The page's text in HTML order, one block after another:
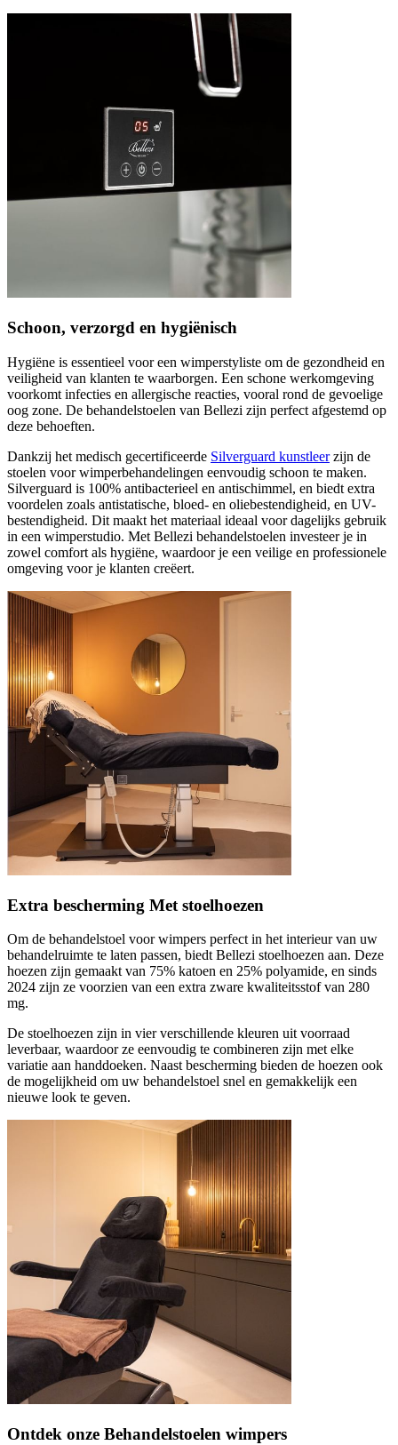
Schoon, verzorgd en hygiënisch
Hygiëne is essentieel voor een wimperstyliste om de gezondheid en
veiligheid van klanten te waarborgen. Een schone werkomgeving
voorkomt infecties en allergische reacties, vooral rond de gevoelige
oog zone. De behandelstoelen van Bellezi zijn perfect afgestemd op
deze behoeften.
Dankzij het medisch gecertificeerde Silverguard kunstleerzijn de
stoelen voor wimperbehandelingen eenvoudig schoon te maken.
Silverguard is 100% antibacterieel en antischimmel, en biedt extra
voordelen zoals antistatische, bloed- en oliebestendigheid, en UV-
bestendigheid. Dit maakt het materiaal ideaal voor dagelijks gebruik
in een wimperstudio. Met Bellezi behandelstoelen investeer je in
zowel comfort als hygiëne, waardoor je een veilige en professionele
omgeving voor je klanten creëert.
Extra bescherming Met stoelhoezen
Om de behandelstoel voor wimpers perfect in het interieur van uw
behandelruimte te laten passen, biedt Bellezi stoelhoezen aan. Deze
hoezen zijn gemaakt van 75% katoen en 25% polyamide, en sinds
2024 zijn ze voorzien van een extra zware kwaliteitsstof van 280
mg.
De stoelhoezen zijn in vier verschillende kleuren uit voorraad
leverbaar, waardoor ze eenvoudig te combineren zijn met elke
variatie aan handdoeken. Naast bescherming bieden de hoezen ook
de mogelijkheid om uw behandelstoel snel en gemakkelijk een
nieuwe look te geven.
Ontdek onze Behandelstoelen wimpers